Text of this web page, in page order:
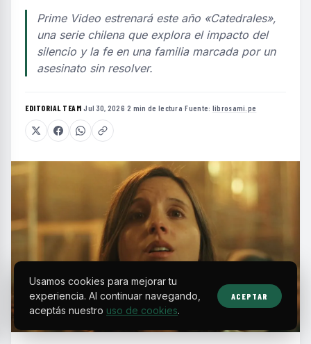
Prime Video estrenará este año «Catedrales»,
una serie chilena que explora el impacto del
silencio y la fe en una familia marcada por un
asesinato sin resolver.
EDITORIAL TEAM·Jul 30, 2026·2 min de lectura·Fuente: librosami.pe
Usamos cookies para mejorar tu
experiencia. Al continuar navegando,
aceptás nuestro uso de cookies.
ACEPTAR